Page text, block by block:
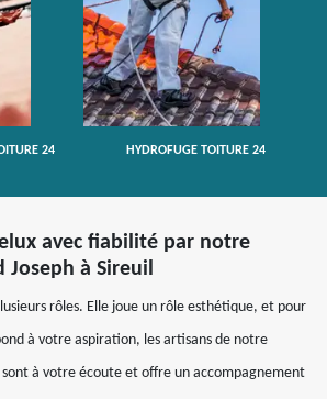
24 HYDROFUGE TOITURE 24
avec fiabilité par notre
Joseph à Sireuil
rôles. Elle joue un rôle esthétique, et pour
à votre aspiration, les artisans de notre
sont à votre écoute et offre un accompagnement